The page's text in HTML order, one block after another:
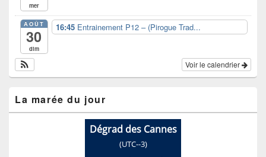
mer
AOÛT
30
dim
16:45 Entrainement P12 – (Pirogue Trad...
Voir le calendrier
La marée du jour